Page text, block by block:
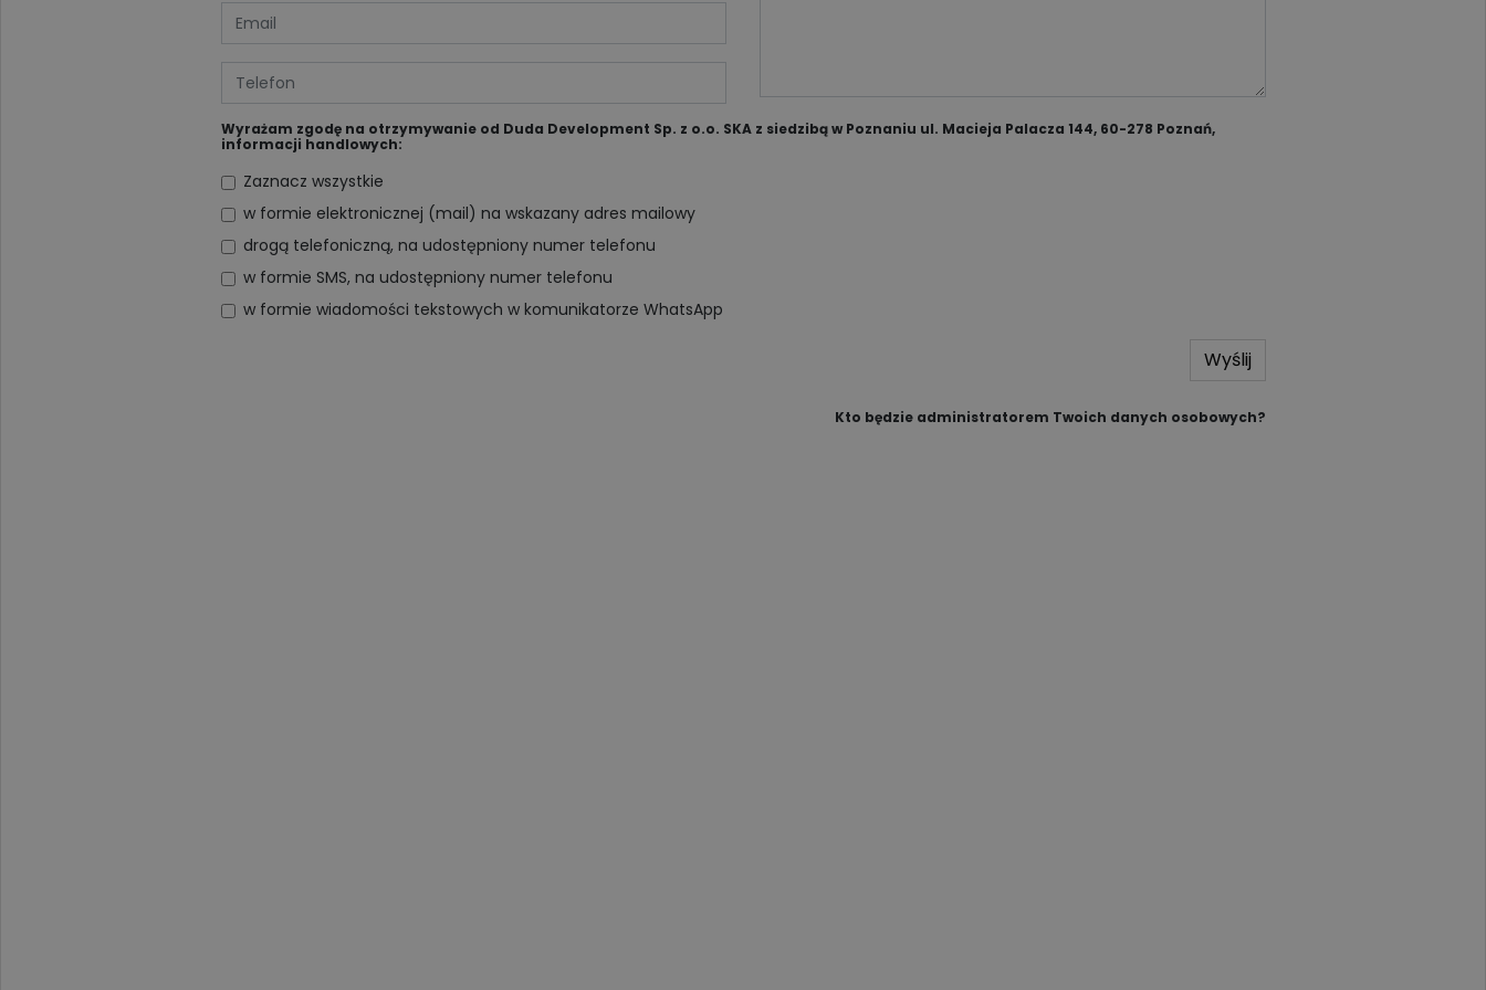
Wyrażam zgodę na otrzymywanie od Duda Development Sp. z o.o. SKA z siedzibą w Poznaniu ul. Macieja Palacza 144, 60-278 Poznań,
informacji handlowych:
Zaznacz wszystkie
w formie elektronicznej (mail) na wskazany adres mailowy
drogą telefoniczną, na udostępniony numer telefonu
w formie SMS, na udostępniony numer telefonu
w formie wiadomości tekstowych w komunikatorze WhatsApp
Wyślij
Kto będzie administratorem Twoich danych osobowych?